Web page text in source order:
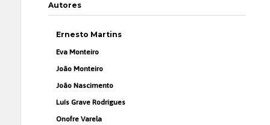
Autores
Ernesto Martins
Eva Monteiro
João Monteiro
João Nascimento
Luís Grave Rodrigues
Onofre Varela